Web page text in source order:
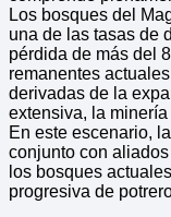
Los bosques del
una de las tasas de
pérdida de más del
remanentes
derivadas de la
extensiva, la
En este escenario,
conjunto con
los bosques
progresiva de